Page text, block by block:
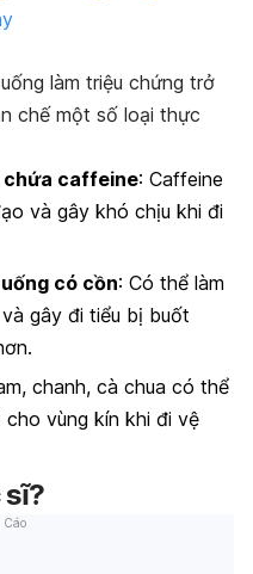
làm triệu chứng trở
chế một số loại thực
chứa caffeine: Caffeine
và gây khó chịu khi đi
có cồn: Có thể làm
gây đi tiểu bị buốt
chanh, cà chua có thể
vùng kín khi đi vệ
sĩ?